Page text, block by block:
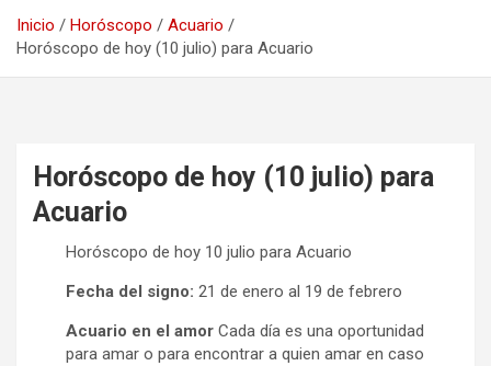
Inicio Horóscopo
Acuario
Horóscopo de hoy (10 julio) para Acuario
Horóscopo de hoy (10 julio) para
Acuario
Horóscopo de hoy 10 julio para Acuario
Fecha del signo: 21 de enero al 19 de febrero
Acuario en el amor Cada día es una oportunidad
para amar o para encontrar a quien amar en caso